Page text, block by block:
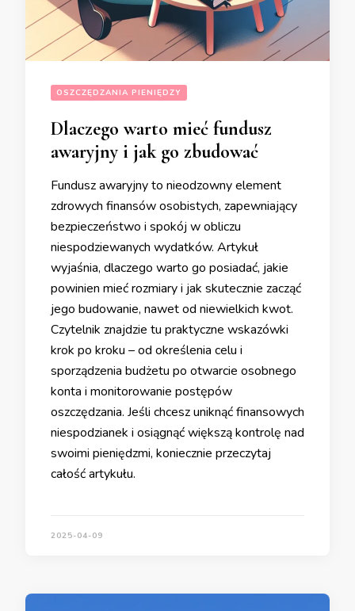
OSZCZĘDZANIA PIENIĘDZY
Dlaczego warto mieć fundusz
awaryjny i jak go zbudować
Fundusz awaryjny to nieodzowny element
zdrowych finansów osobistych, zapewniający
bezpieczeństwo i spokój w obliczu
niespodziewanych wydatków. Artykuł
wyjaśnia, dlaczego warto go posiadać, jakie
powinien mieć rozmiary i jak skutecznie zacząć
jego budowanie, nawet od niewielkich kwot.
Czytelnik znajdzie tu praktyczne wskazówki
krok po kroku – od określenia celu i
sporządzenia budżetu po otwarcie osobnego
konta i monitorowanie postępów
oszczędzania. Jeśli chcesz uniknąć finansowych
niespodzianek i osiągnąć większą kontrolę nad
swoimi pieniędzmi, koniecznie przeczytaj
całość artykułu.
2025-04-09